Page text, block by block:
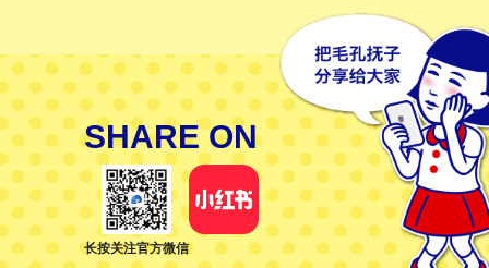
SHARE ON
长按关注官方微信